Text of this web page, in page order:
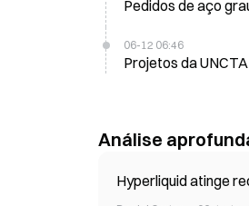
Pedidos de aço
06-12 06:46
Projetos da
Análise
Hyperliquid atinge